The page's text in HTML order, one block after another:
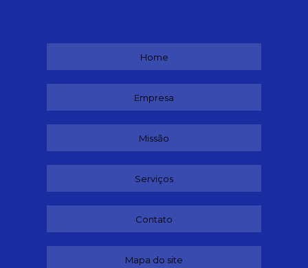
Home
Empresa
Missão
Serviços
Contato
Mapa do site